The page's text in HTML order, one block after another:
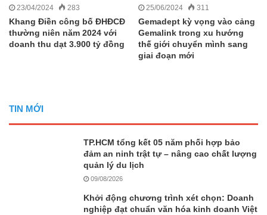
23/04/2024 283
Khang Điền công bố ĐHĐCĐ
thường niên năm 2024 với
doanh thu dạt 3.900 tỷ đồng
25/06/2024 311
Gemadept kỳ vọng vào cảng
Gemalink trong xu hướng
thế giới chuyển mình sang
giai đoạn mới
TIN MỚI
TP.HCM tổng kết 05 năm phối hợp bảo
đảm an ninh trật tự – nâng cao chất lượng
quản lý du lịch
09/08/2026
Khởi động chương trình xét chọn: Doanh
nghiệp đạt chuẩn văn hóa kinh doanh Việt